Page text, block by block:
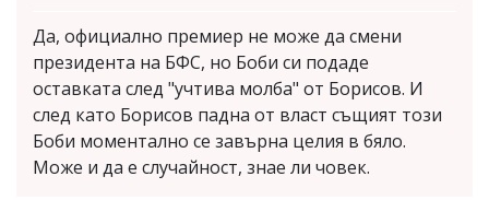
Да, официално премиер не може да смени
президента на БФС, но Боби си подаде
оставката след "учтива молба" от Борисов. И
след като Борисов падна от власт същият този
Боби моментално се завърна целия в бяло.
Може и да е случайност, знае ли човек.